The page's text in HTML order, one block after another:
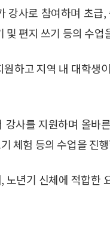
강사로 참여하며 초급
편지 쓰기 등의 수업
하고 지역 내 대학생
사를 지원하며 올바
체험 등의 수업을 진
년기 신체에 적합한